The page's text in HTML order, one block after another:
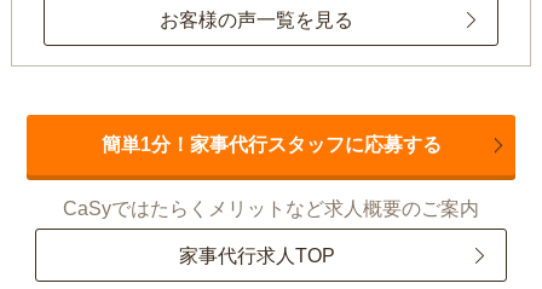
お客様の声一覧を見る
簡単1分！家事代行スタッフに応募する
CaSyではたらくメリットなど求人概要のご案内
家事代行求人TOP